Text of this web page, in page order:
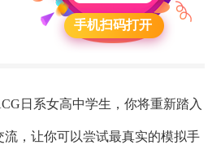
手机扫码打开
日系女高中学生，你将重新踏入
，让你可以尝试最真实的模拟手